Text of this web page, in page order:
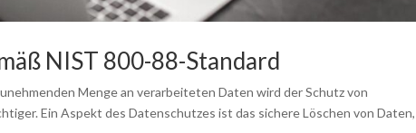
NIST 800-88-Standard
Menge an verarbeiteten Daten wird der Schutz von
Ein Aspekt des Datenschutzes ist das sichere Löschen von